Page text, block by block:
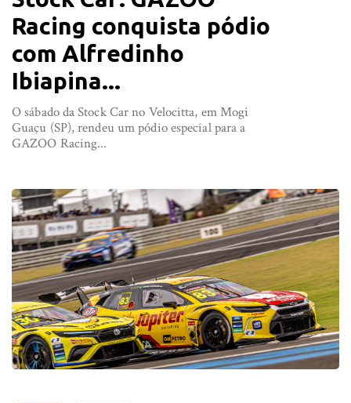
Racing conquista pódio
com Alfredinho
Ibiapina...
O sábado da Stock Car no Velocitta, em Mogi
Guaçu (SP), rendeu um pódio especial para a
GAZOO Racing...